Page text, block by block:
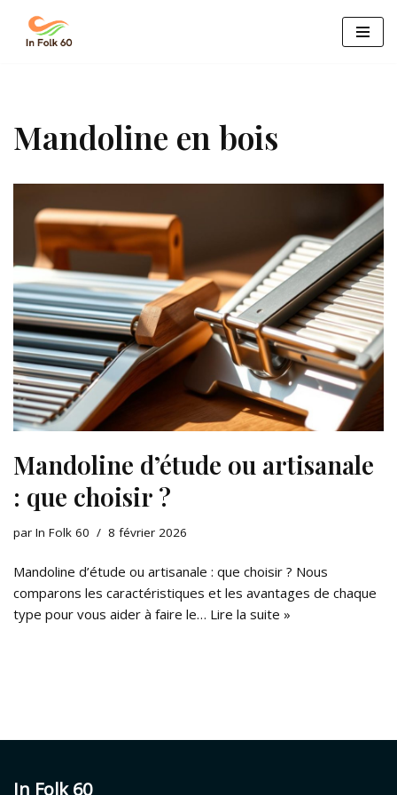
Aller
Mandoline en bois
Mandoline d’étude ou artisanale
: que choisir ?
par In Folk 60 8 février 2026
Mandoline d’étude ou artisanale : que choisir ? Nous
comparons les caractéristiques et les avantages de chaque
type pour vous aider à faire le… Lire la suite »
In Folk 60